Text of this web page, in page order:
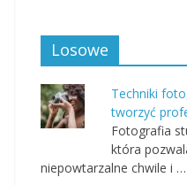
Losowe
Techniki
tworzyć
Fotografia
która
niepowtarzalne chwile i …